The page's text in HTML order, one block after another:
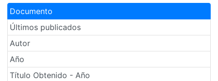
Documento
Últimos publicados
Autor
Año
Título Obtenido - Año